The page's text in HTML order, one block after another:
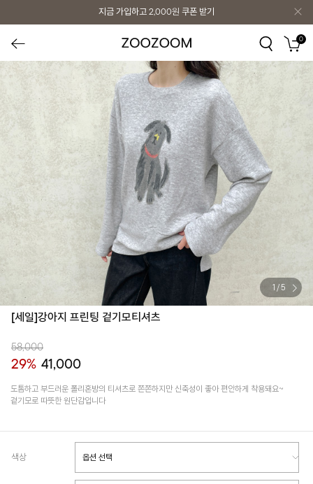
지금 가입하고 2,000원 쿠폰 받기
0
/5
[세일]강아지 프린팅 겉기모티셔츠
58,000
29% 41,000
도톰하고 부드러운 폴리혼방의 티셔츠로 쫀쫀하지만 신축성이 좋아 편안하게 착용돼요~
겉기모로 따뜻한 원단감입니다
색상